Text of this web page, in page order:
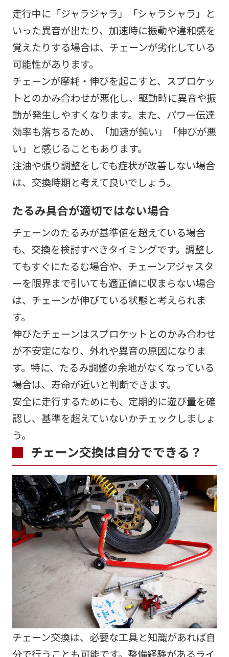
走行中に「ジャラジャラ」「シャラシャラ」と
いった異音が出たり、加速時に振動や違和感を
覚えたりする場合は、チェーンが劣化している
可能性があります。
チェーンが摩耗・伸びを起こすと、スプロケッ
トとのかみ合わせが悪化し、駆動時に異音や振
動が発生しやすくなります。また、パワー伝達
効率も落ちるため、「加速が鈍い」「伸びが悪
い」と感じることもあります。
注油や張り調整をしても症状が改善しない場合
は、交換時期と考えて良いでしょう。
たるみ具合が適切ではない場合
チェーンのたるみが基準値を超えている場合
も、交換を検討すべきタイミングです。調整し
てもすぐにたるむ場合や、チェーンアジャスタ
ーを限界まで引いても適正値に収まらない場合
は、チェーンが伸びている状態と考えられま
す。
伸びたチェーンはスプロケットとのかみ合わせ
が不安定になり、外れや異音の原因になりま
す。特に、たるみ調整の余地がなくなっている
場合は、寿命が近いと判断できます。
安全に走行するためにも、定期的に遊び量を確
認し、基準を超えていないかチェックしましょ
う。
チェーン交換は自分でできる？
チェーン交換は、必要な工具と知識があれば自
分で行うことも可能です。整備経験があるライ